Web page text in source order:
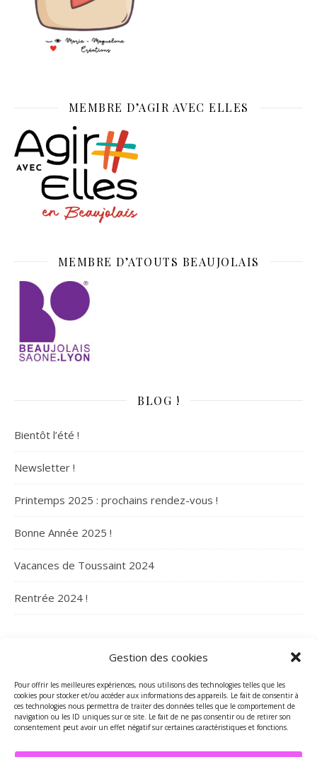
Gestion des cookies
Pour offrir les meilleures expériences, nous utilisons des technologies telles que les
cookies pour stocker et/ou accéder aux informations des appareils. Le fait de consentir à
ces technologies nous permettra de traiter des données telles que le comportement de
navigation ou les ID uniques sur ce site. Le fait de ne pas consentir ou de retirer son
consentement peut avoir un effet négatif sur certaines caractéristiques et fonctions.
MEMBRE D’AGIR AVEC ELLES
MEMBRE D’ATOUTS BEAUJOLAIS
BLOG !
Bientôt l’été !
Newsletter !
Printemps 2025 : prochains rendez-vous !
Bonne Année 2025 !
Vacances de Toussaint 2024
Rentrée 2024 !
ARCHIVES
Archives